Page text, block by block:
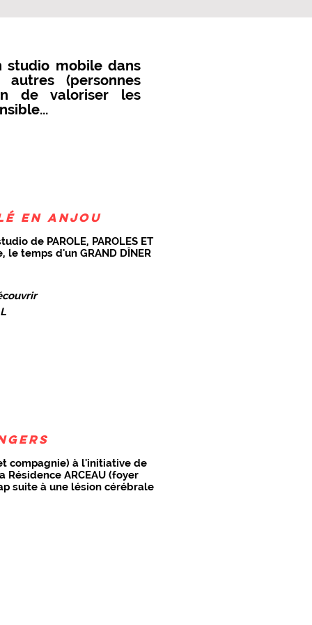
studio mobile dans
(personnes
de valoriser les
en anjou
de PAROLE, PAROLES ET
le temps d'un GRAND DÎNER
compagnie) à l'initiative de
Résidence ARCEAU (foyer
suite à une lésion cérébrale